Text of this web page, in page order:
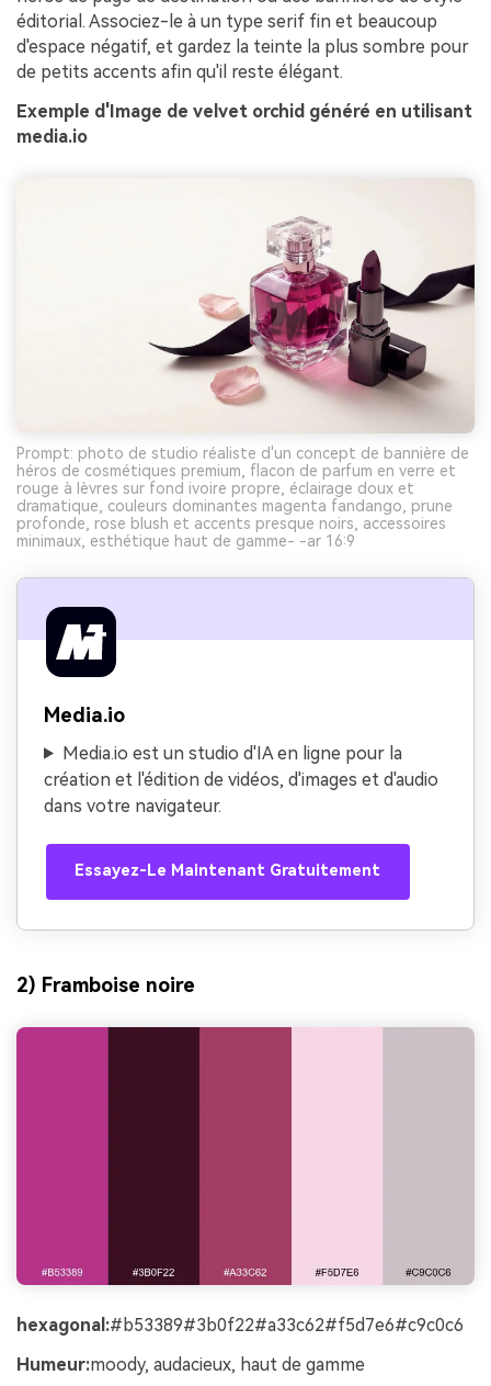
éditorial. Associez-le à un type serif fin et beaucoup
d'espace négatif, et gardez la teinte la plus sombre pour
de petits accents afin qu'il reste élégant.
Exemple d'Image de velvet orchid généré en utilisant
media.io
Prompt: photo de studio réaliste d'un concept de bannière de
héros de cosmétiques premium, flacon de parfum en verre et
rouge à lèvres sur fond ivoire propre, éclairage doux et
dramatique, couleurs dominantes magenta fandango, prune
profonde, rose blush et accents presque noirs, accessoires
minimaux, esthétique haut de gamme- -ar 16:9
Media.io
Media.io est un studio d'IA en ligne pour la
création et l'édition de vidéos, d'images et d'audio
dans votre navigateur.
Essayez-Le Maintenant Gratuitement
2) Framboise noire
hexagonal:#b53389#3b0f22#a33c62#f5d7e6#c9c0c6
Humeur:moody, audacieux, haut de gamme